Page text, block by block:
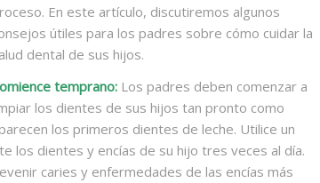
En este artículo, discutiremos algunos
útiles para los padres sobre cómo cuidar la
dental de sus hijos.
temprano: Los padres deben comenzar a
los dientes de sus hijos tan pronto como
los primeros dientes de leche. Utilice un
los dientes y encías de su hijo tres veces al día.
caries y enfermedades de las encías más